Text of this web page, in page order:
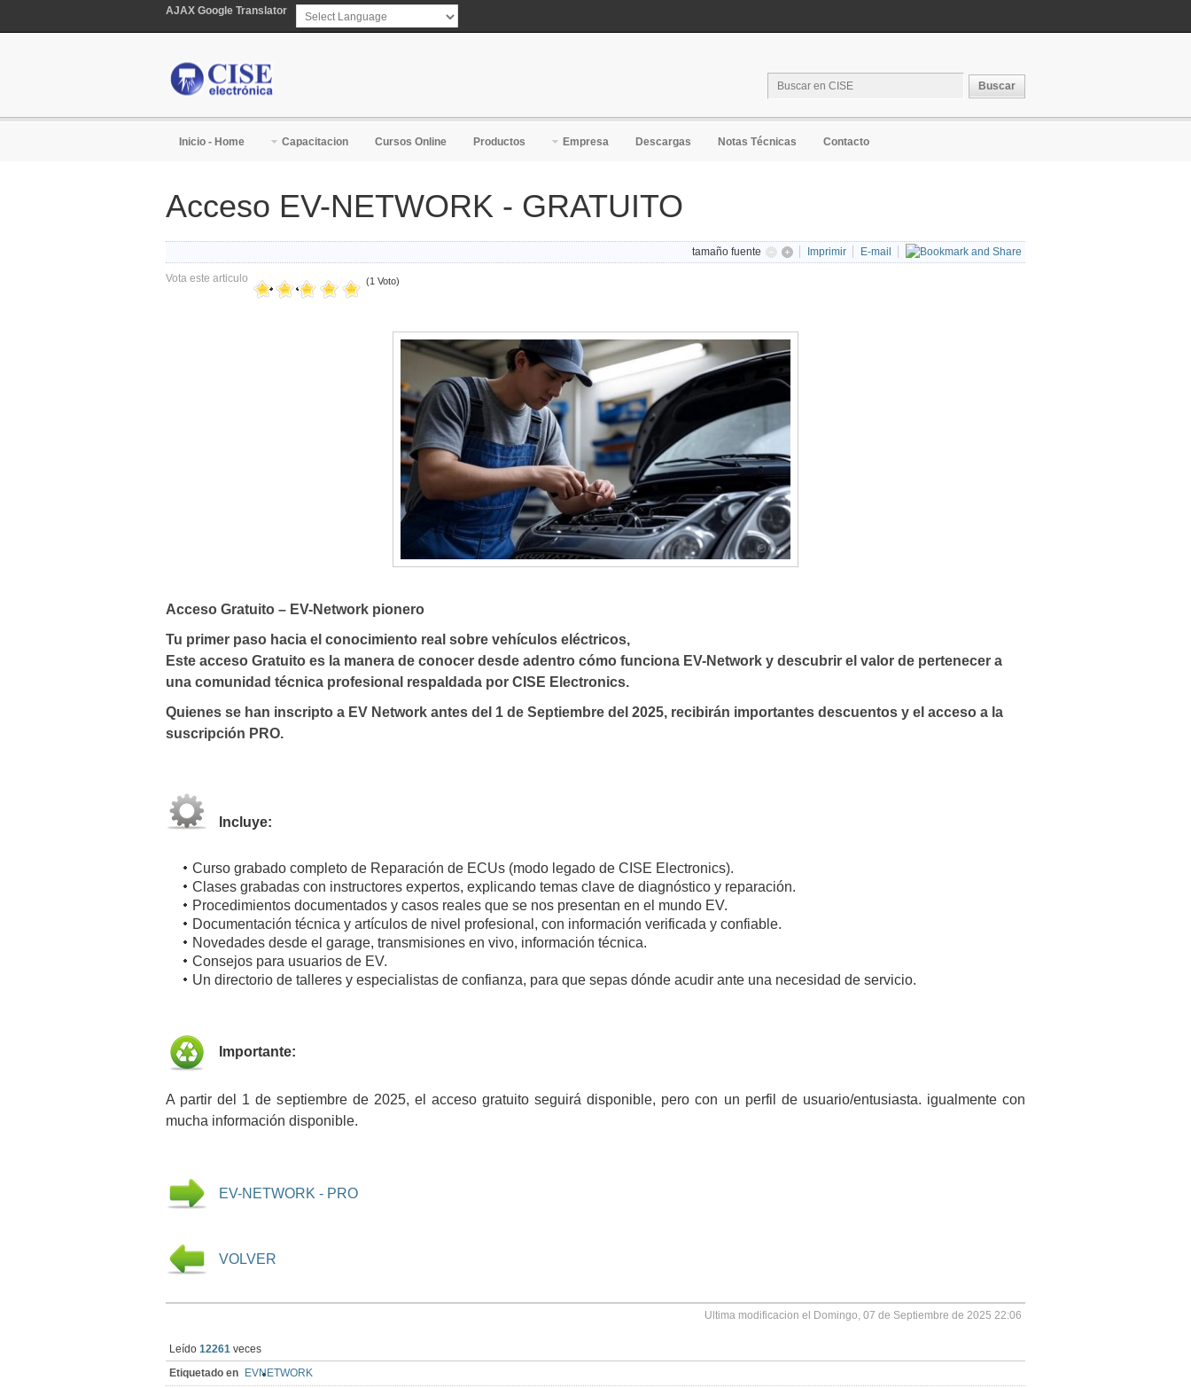
AJAX Google Translator
Inicio - Home Capacitacion Cursos Online Productos Empresa Descargas Notas Técnicas Contacto
Acceso EV-NETWORK - GRATUITO
tamaño fuente Imprimir E-mail
Vota este articulo (1 Voto)
Acceso Gratuito – EV-Network pionero
Tu primer paso hacia el conocimiento real sobre vehículos eléctricos,
Este acceso Gratuito es la manera de conocer desde adentro cómo funciona EV-Network y descubrir el valor de pertenecer a
una comunidad técnica profesional respaldada por CISE Electronics.
Quienes se han inscripto a EV Network antes del 1 de Septiembre del 2025, recibirán importantes descuentos y el acceso a la
suscripción PRO.
Incluye:
Curso grabado completo de Reparación de ECUs (modo legado de CISE Electronics).
Clases grabadas con instructores expertos, explicando temas clave de diagnóstico y reparación.
Procedimientos documentados y casos reales que se nos presentan en el mundo EV.
Documentación técnica y artículos de nivel profesional, con información verificada y confiable.
Novedades desde el garage, transmisiones en vivo, información técnica.
Consejos para usuarios de EV.
Un directorio de talleres y especialistas de confianza, para que sepas dónde acudir ante una necesidad de servicio.
Importante:
A partir del 1 de septiembre de 2025, el acceso gratuito seguirá disponible, pero con un perfil de usuario/entusiasta. igualmente con
mucha información disponible.
EV-NETWORK - PRO
VOLVER
Ultima modificacion el Domingo, 07 de Septiembre de 2025 22:06
Leído 12261 veces
Etiquetado en
EVNETWORK